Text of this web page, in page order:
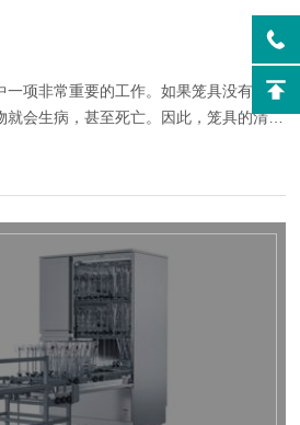
一项非常重要的工作。如果笼具没有得到
就会生病，甚至死亡。因此，笼具的清洗
次...